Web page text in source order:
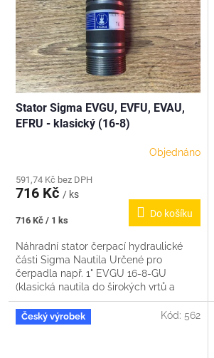
Stator Sigma EVGU, EVFU, EVAU,
EFRU - klasický (16-8)
Objednáno
591,74 Kč bez DPH
716 Kč / ks
Měrná
716 Kč / 1 ks
Do košíku
Náhradní stator čerpací hydraulické
části Sigma Nautila Určené pro
čerpadla např. 1" EVGU 16-8-GU
(klasická nautila do širokých vrtů a
kopaných studní) 1" EVFU...
Český výrobek Kód: 562